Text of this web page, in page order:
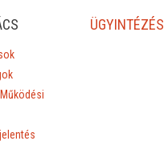
ÜGYINTÉZÉS